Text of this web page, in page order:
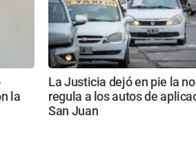
la
La Justicia dejó en pie la
regula a los autos de
San Juan